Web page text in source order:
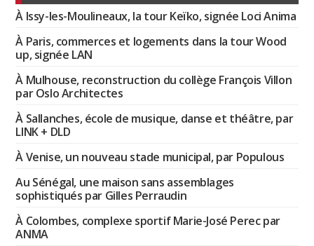
À Issy-les-Moulineaux, la tour Keïko, signée Loci Anima
À Paris, commerces et logements dans la tour Wood
up, signée LAN
À Mulhouse, reconstruction du collège François Villon
par Oslo Architectes
À Sallanches, école de musique, danse et théâtre, par
LINK + DLD
À Venise, un nouveau stade municipal, par Populous
Au Sénégal, une maison sans assemblages
sophistiqués par Gilles Perraudin
À Colombes, complexe sportif Marie-José Perec par
ANMA